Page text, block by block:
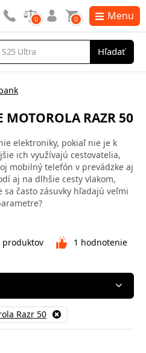
Hľadať
0 0 Menu
MOTOROLA RAZR 50
elektroniky, pokiaľ nie je k
ich využívajú cestovatelia,
mobilný telefón v prevádzke aj
aj na dlhšie cesty vlakom,
často zásuvky hľadajú veľmi
produktov 1 hodnotenie
Razr 50